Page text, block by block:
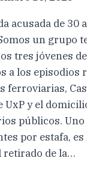
acusada de 30
un grupo
tres jóvenes
a los episodios
ferroviarias,
UxP y el
públicos. Uno
por estafa,
retirado de la…